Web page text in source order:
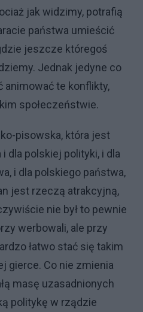
jak widzimy, potrafią
państwa umieścić
jeszcze któregoś
Jednak jedyne co
animować te konflikty,
społeczeństwie.
pisowska, która jest
dla polskiej polityki, i dla
i dla polskiego państwa,
jest rzeczą atrakcyjną,
nie był to pewnie
werbowali, ale przy
łatwo stać się takim
gierce. Co nie zmienia
masę uzasadnionych
politykę w rządzie